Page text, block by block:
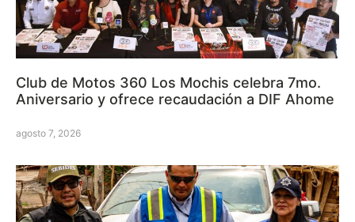
Club de Motos 360 Los Mochis celebra 7mo.
Aniversario y ofrece recaudación a DIF Ahome
agosto 7, 2026